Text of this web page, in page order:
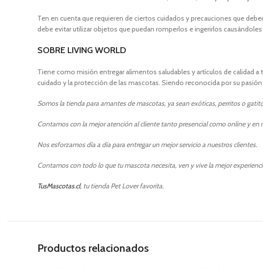
Ten en cuenta que requieren de ciertos cuidados y precauciones que
debe evitar utilizar objetos que puedan romperlos e ingerirlos
SOBRE LIVING WORLD
Tiene como misión entregar alimentos saludables y artículos de calidad
cuidado y la protección de las mascotas. Siendo reconocida por su
Somos la tienda para amantes de mascotas, ya sean exóticas, perritos o
Contamos con la mejor atención al cliente tanto presencial como online y en
Nos esforzamos día a día para entregar un mejor servicio a nuestros clientes.
Contamos con todo lo que tu mascota necesita, ven y vive la mejor
TusMascotas.cl, tu tienda Pet Lover favorita.
Productos relacionados